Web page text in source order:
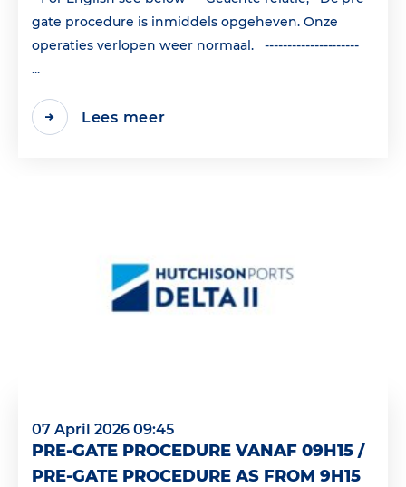
gate procedure is inmiddels opgeheven. Onze
operaties verlopen weer normaal. ---------------------
...
Lees meer
07 April 2026 09:45
PRE-GATE PROCEDURE VANAF 09H15 /
PRE-GATE PROCEDURE AS FROM 9H15